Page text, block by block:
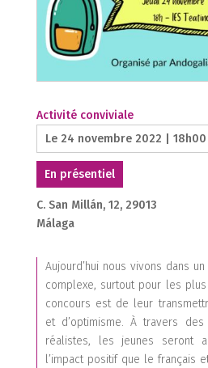
Activité conviviale
Le 24 novembre 2022 |
En présentiel
C. San Millán, 12, 29013
Málaga
Aujourd’hui nous vivons dans
complexe, surtout pour les
concours est de leur
et d’optimisme. À travers
réalistes, les jeunes seront
l’impact positif que le français
1